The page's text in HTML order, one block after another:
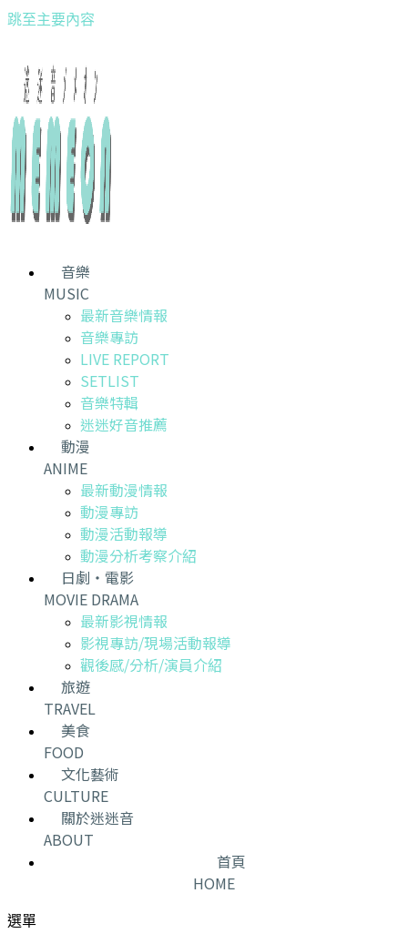
跳至主要內容
音樂
MUSIC
最新音樂情報
音樂專訪
LIVE REPORT
SETLIST
音樂特輯
迷迷好音推薦
動漫
ANIME
最新動漫情報
動漫專訪
動漫活動報導
動漫分析考察介紹
日劇・電影
MOVIE DRAMA
最新影視情報
影視專訪/現場活動報導
觀後感/分析/演員介紹
旅遊
TRAVEL
美食
FOOD
文化藝術
CULTURE
關於迷迷音
ABOUT
首頁
HOME
選單